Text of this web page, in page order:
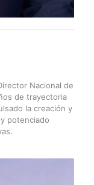
Nacional de
de trayectoria
la creación y
potenciado